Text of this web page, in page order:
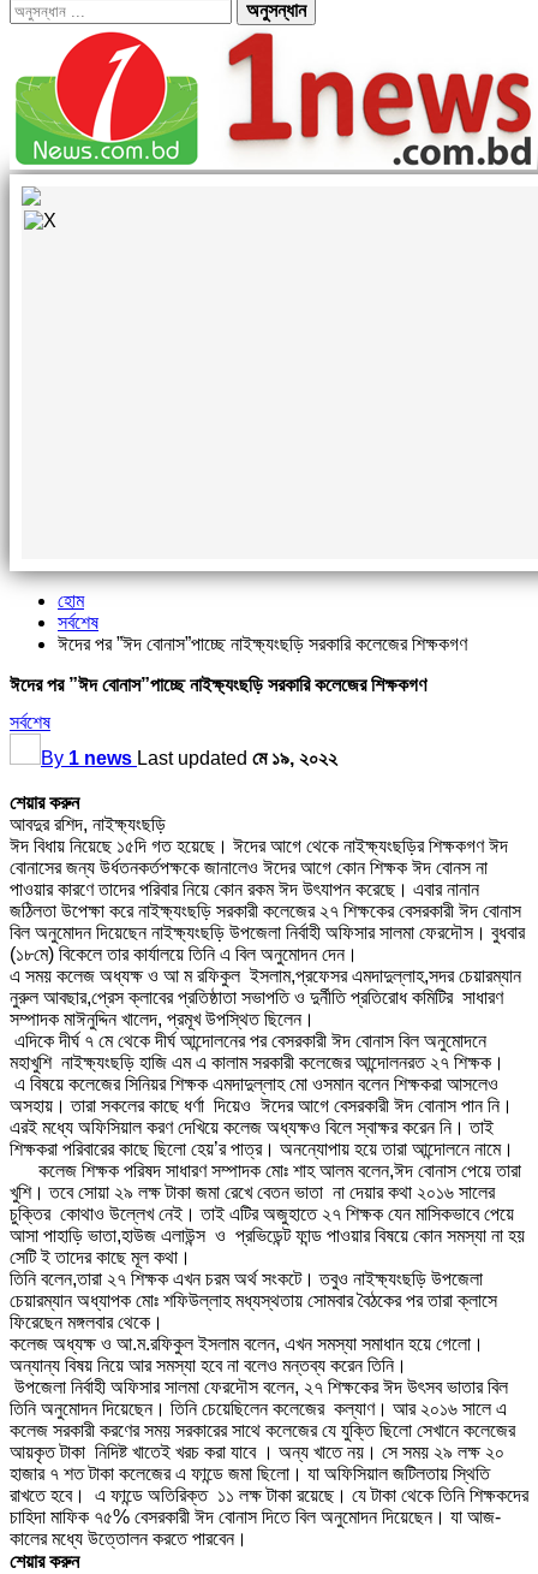
হোম
সর্বশেষ
ঈদের পর ”ঈদ বোনাস”পাচ্ছে নাইক্ষ্যংছড়ি সরকারি কলেজের শিক্ষকগণ
ঈদের পর ”ঈদ বোনাস”পাচ্ছে নাইক্ষ্যংছড়ি সরকারি কলেজের শিক্ষকগণ
সর্বশেষ
By 1 news Last updated মে ১৯, ২০২২
শেয়ার করুন
আবদুর রশিদ, নাইক্ষ্যংছড়ি
ঈদ বিধায় নিয়েছে ১৫দি গত হয়েছে। ঈদের আগে থেকে নাইক্ষ্যংছড়ির শিক্ষকগণ ঈদ
বোনাসের জন্য উর্ধতনকর্তপক্ষকে জানালেও ঈদের আগে কোন শিক্ষক ঈদ বোনস না
পাওয়ার কারণে তাদের পরিবার নিয়ে কোন রকম ঈদ উৎযাপন করেছে। এবার নানান
জঠিলতা উপেক্ষা করে নাইক্ষ্যংছড়ি সরকারী কলেজের ২৭ শিক্ষকের বেসরকারী ঈদ বোনাস
বিল অনুমোদন দিয়েছেন নাইক্ষ্যংছড়ি উপজেলা নির্বাহী অফিসার সালমা ফেরদৌস। বুধবার
(১৮মে) বিকেলে তার কার্যালয়ে তিনি এ বিল অনুমোদন দেন।
এ সময় কলেজ অধ্যক্ষ ও আ ম রফিকুল ইসলাম,প্রফেসর এমদাদুল্লাহ,সদর চেয়ারম্যান
নুরুল আবছার,প্রেস ক্লাবের প্রতিষ্ঠাতা সভাপতি ও দুর্নীতি প্রতিরোধ কমিটির সাধারণ
সম্পাদক মাঈনুদ্দিন খালেদ, প্রমূখ উপস্থিত ছিলেন।
এদিকে দীর্ঘ ৭ মে থেকে দীর্ঘ আন্দোলনের পর বেসরকারী ঈদ বোনাস বিল অনুমোদনে
মহাখুশি নাইক্ষ্যংছড়ি হাজি এম এ কালাম সরকারী কলেজের আন্দোলনরত ২৭ শিক্ষক।
এ বিষয়ে কলেজের সিনিয়র শিক্ষক এমদাদুল্লাহ মো ওসমান বলেন শিক্ষকরা আসলেও
অসহায়। তারা সকলের কাছে ধর্ণা দিয়েও ঈদের আগে বেসরকারী ঈদ বোনাস পান নি।
এরই মধ্যে অফিসিয়াল করণ দেখিয়ে কলেজ অধ্যক্ষও বিলে স্বাক্ষর করেন নি। তাই
শিক্ষকরা পরিবারের কাছে ছিলো হেয়’র পাত্র। অনন্যোপায় হয়ে তারা আন্দোলনে নামে।
কলেজ শিক্ষক পরিষদ সাধারণ সম্পাদক মোঃ শাহ আলম বলেন,ঈদ বোনাস পেয়ে তারা
খুশি। তবে সোয়া ২৯ লক্ষ টাকা জমা রেখে বেতন ভাতা না দেয়ার কথা ২০১৬ সালের
চুক্তির কোথাও উল্লেখ নেই। তাই এটির অজুহাতে ২৭ শিক্ষক যেন মাসিকভাবে পেয়ে
আসা পাহাড়ি ভাতা,হাউজ এলাউন্স ও প্রভিডেন্ট ফান্ড পাওয়ার বিষয়ে কোন সমস্যা না হয়
সেটি ই তাদের কাছে মূল কথা।
তিনি বলেন,তারা ২৭ শিক্ষক এখন চরম অর্থ সংকটে। তবুও নাইক্ষ্যংছড়ি উপজেলা
চেয়ারম্যান অধ্যাপক মোঃ শফিউল্লাহ মধ্যস্থতায় সোমবার বৈঠকের পর তারা ক্লাসে
ফিরেছেন মঙ্গলবার থেকে।
কলেজ অধ্যক্ষ ও আ.ম.রফিকুল ইসলাম বলেন, এখন সমস্যা সমাধান হয়ে গেলো।
অন্যান্য বিষয় নিয়ে আর সমস্যা হবে না বলেও মন্তব্য করেন তিনি।
উপজেলা নির্বাহী অফিসার সালমা ফেরদৌস বলেন, ২৭ শিক্ষকের ঈদ উৎসব ভাতার বিল
তিনি অনুমোদন দিয়েছেন। তিনি চেয়েছিলেন কলেজের কল্যাণ। আর ২০১৬ সালে এ
কলেজ সরকারী করণের সময় সরকারের সাথে কলেজের যে যুক্তি ছিলো সেখানে কলেজের
আয়কৃত টাকা নিদিষ্ট খাতেই খরচ করা যাবে । অন্য খাতে নয়। সে সময় ২৯ লক্ষ ২০
হাজার ৭ শত টাকা কলেজের এ ফান্ডে জমা ছিলো। যা অফিসিয়াল জটিলতায় স্থিতি
রাখতে হবে। এ ফান্ডে অতিরিক্ত ১১ লক্ষ টাকা রয়েছে। যে টাকা থেকে তিনি শিক্ষকদের
চাহিদা মাফিক ৭৫% বেসরকারী ঈদ বোনাস দিতে বিল অনুমোদন দিয়েছেন। যা আজ-
কালের মধ্যে উত্তোলন করতে পারবেন।
শেয়ার করুন